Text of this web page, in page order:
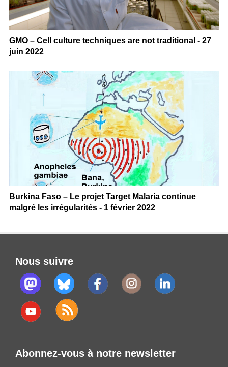
GMO – Cell culture techniques are not traditional - 27
juin 2022
Burkina Faso – Le projet Target Malaria continue
malgré les irrégularités - 1 février 2022
Nous suivre
Abonnez-vous à notre newsletter